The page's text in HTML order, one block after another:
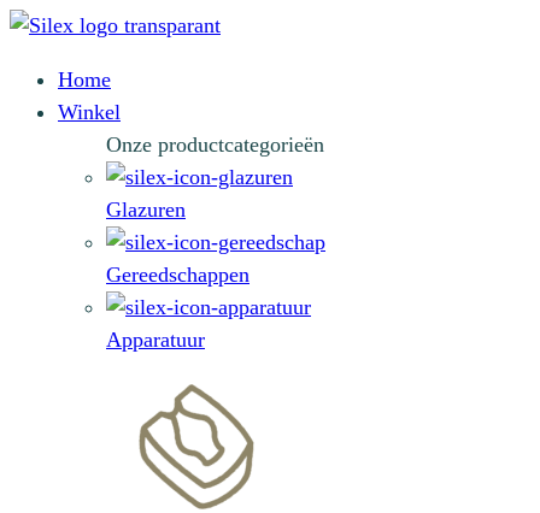
Home
Winkel
Onze productcategorieën
Glazuren
Gereedschappen
Apparatuur